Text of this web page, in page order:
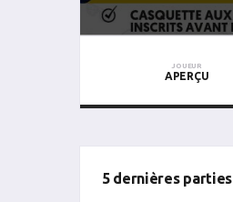
JOUEUR
APERÇU
5 dernières parties